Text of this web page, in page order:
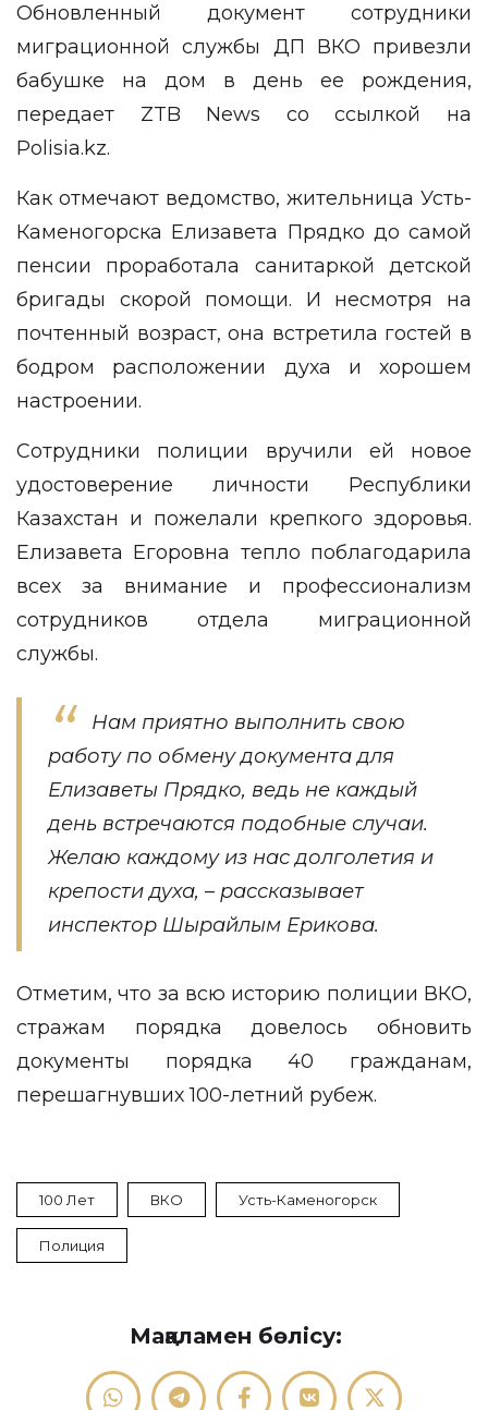
Обновленный документ сотрудники
миграционной службы ДП ВКО привезли
бабушке на дом в день ее рождения,
передает ZTB News со ссылкой на
Polisia.kz.
Как отмечают ведомство, жительница Усть-
Каменогорска Елизавета Прядко до самой
пенсии проработала санитаркой детской
бригады скорой помощи. И несмотря на
почтенный возраст, она встретила гостей в
бодром расположении духа и хорошем
настроении.
Сотрудники полиции вручили ей новое
удостоверение личности Республики
Казахстан и пожелали крепкого здоровья.
Елизавета Егоровна тепло поблагодарила
всех за внимание и профессионализм
сотрудников отдела миграционной
службы.
Нам приятно выполнить свою
работу по обмену документа для
Елизаветы Прядко, ведь не каждый
день встречаются подобные случаи.
Желаю каждому из нас долголетия и
крепости духа, – рассказывает
инспектор Шырайлым Ерикова.
Отметим, что за всю историю полиции ВКО,
стражам порядка довелось обновить
документы порядка 40 гражданам,
перешагнувших 100-летний рубеж.
100 Лет ВКО Усть-Каменогорск
Полиция
Мақаламен бөлісу: